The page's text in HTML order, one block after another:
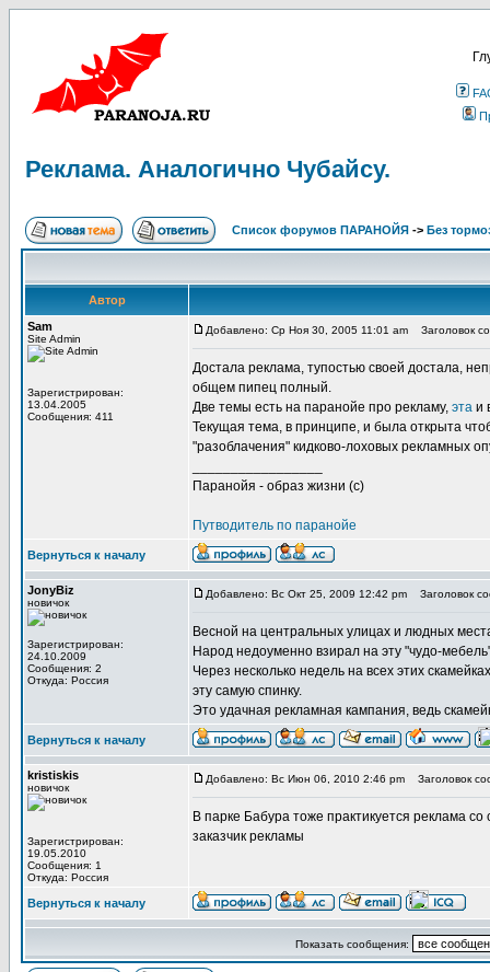
Реклама. Аналогично Чубайсу.
Список форумов ПАРАНОЙЯ -> Без
Автор
Sam
Site Admin
Зарегистрирован:
13.04.2005
Сообщения: 411
Добавлено: Ср Ноя 30, 2005 11:01 am Заголовок
Достала реклама, тупостью своей достала,
общем пипец полный.
Две темы есть на паранойе про рекламу, эта и
Текущая тема, в принципе, и была открыта
"разоблачения" кидково-лоховых рекламных
Паранойя - образ жизни (с)
Путводитель по паранойе
Вернуться к началу
JonyBiz
новичок
Зарегистрирован:
24.10.2009
Сообщения: 2
Откуда: Россия
Добавлено: Вс Окт 25, 2009 12:42 pm Заголовок
Весной на центральных улицах и людных
Народ недоуменно взирал на эту "чудо-
Через несколько недель на всех этих
эту самую спинку.
Это удачная рекламная кампания, ведь
Вернуться к началу
kristiskis
новичок
Зарегистрирован:
19.05.2010
Сообщения: 1
Откуда: Россия
Добавлено: Вс Июн 06, 2010 2:46 pm Заголовок
В парке Бабура тоже практикуется реклама
заказчик рекламы
Вернуться к началу
Показать сообщения: